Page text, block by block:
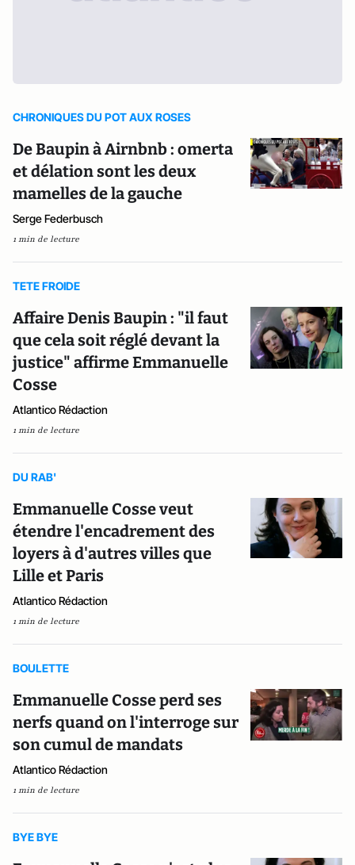
CHRONIQUES DU POT AUX ROSES
De Baupin à Airnbnb : omerta
et délation sont les deux
mamelles de la gauche
Serge Federbusch
1 min de lecture
TETE FROIDE
Affaire Denis Baupin : "il faut
que cela soit réglé devant la
justice" affirme Emmanuelle
Cosse
Atlantico Rédaction
1 min de lecture
DU RAB'
Emmanuelle Cosse veut
étendre l'encadrement des
loyers à d'autres villes que
Lille et Paris
Atlantico Rédaction
1 min de lecture
BOULETTE
Emmanuelle Cosse perd ses
nerfs quand on l'interroge sur
son cumul de mandats
Atlantico Rédaction
1 min de lecture
BYE BYE